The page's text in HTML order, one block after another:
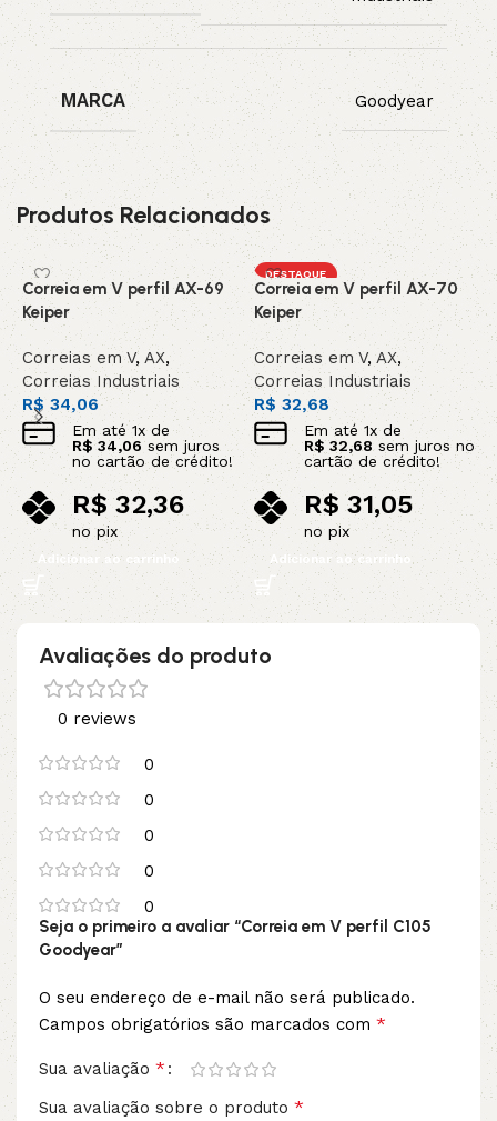
MARCA Goodyear
Produtos Relacionados
Correia em V perfil AX-69
Keiper
Correias em V, AX,
Correias Industriais
R$ 34,06
Em até 1x de
R$34,06sem juros
no cartão de crédito!
R$32,36
no pix
Adicionar ao carrinho
DESTAQUE
Correia em V perfil AX-70
Keiper
Correias em V,AX,
Correias Industriais
R$ 32,68
Em até 1x de
R$32,68 sem juros no
cartão de crédito!
R$ 31,05
no pix
Adicionar ao carrinho
Avaliações do produto
0 reviews
0
0
0
0
0
Seja o primeiro a avaliar “Correia em V perfil C105
Goodyear”
O seu endereço de e-mail não será publicado.
Campos obrigatórios são marcados com *
Sua avaliação *
Sua avaliação sobre o produto *